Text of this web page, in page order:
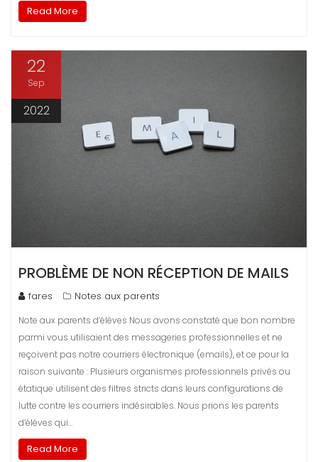
Read More
22
Sep
2022
PROBLÈME DE NON RÉCEPTION DE MAILS
fares Notes aux parents
Note aux parents d’élèves Nous avons constaté que bon nombre
parmi vous utilisaient des messageries professionnelles et ne
reçoivent pas notre courriers électronique (emails), et ce pour la
raison suivante : Plusieurs organismes professionnels privés ou
étatique utilisent des filtres stricts dans leurs configurations de
lutte contre les courriers indésirables. Nous prions les parents
d’élèves qui…
Read More